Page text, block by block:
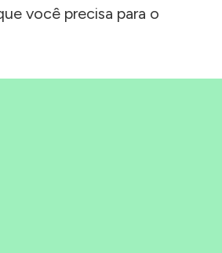
você precisa para o